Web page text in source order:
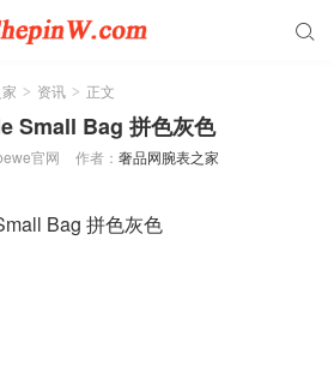

> 资讯 > 正文
Small Bag 拼色灰色
官网 作者： 奢品网腕表之家
Bag 拼色灰色